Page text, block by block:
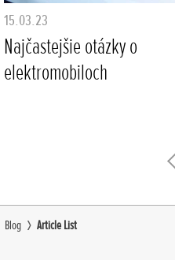
15.03.23
Najčastejšie otázky o
elektromobiloch
Blog Article List